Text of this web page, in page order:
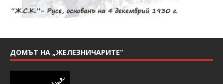
ДОМЪТ НА „ЖЕЛЕЗНИЧАРИТЕ“